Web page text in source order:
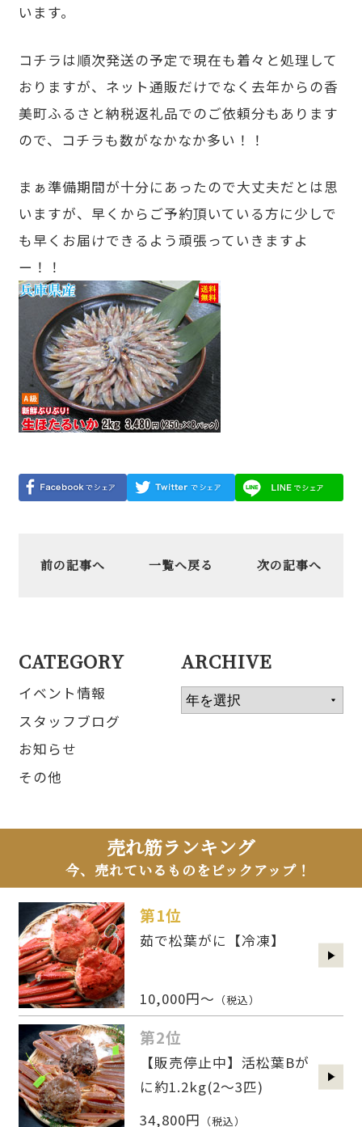
います。
コチラは順次発送の予定で現在も着々と処理して
おりますが、ネット通販だけでなく去年からの香
美町ふるさと納税返礼品でのご依頼分もあります
ので、コチラも数がなかなか多い！！
まぁ準備期間が十分にあったので大丈夫だとは思
いますが、早くからご予約頂いている方に少しで
も早くお届けできるよう頑張っていきますよ
ー！！
前の記事へ 一覧へ戻る 次の記事へ
CATEGORY
イベント情報
スタッフブログ
お知らせ
その他
ARCHIVE
売れ筋ランキング
今、売れているものをピックアップ！
第1位
茹で松葉がに【冷凍】
10,000円～ （税込）
第2位
【販売停止中】活松葉Bが
に約1.2kg(2〜3匹)
34,800円 （税込）